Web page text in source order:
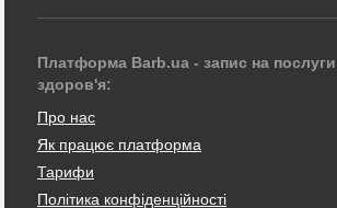
Платформа Barb.ua - запис на
здоров'я:
Про нас
Як працює платформа
Тарифи
Політика конфіденційності